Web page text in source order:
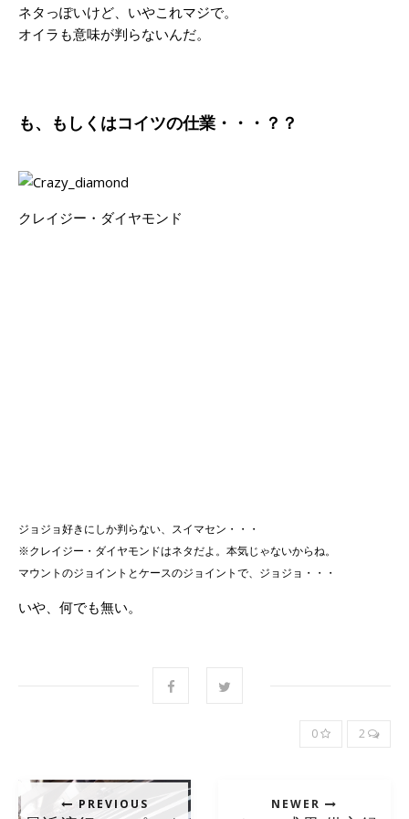
ネタっぽいけど、いやこれマジで。
オイラも意味が判らないんだ。
も、もしくはコイツの仕業・・・？？
クレイジー・ダイヤモンド
ジョジョ好きにしか判らない、スイマセン・・・
※クレイジー・ダイヤモンドはネタだよ。本気じゃないからね。
マウントのジョイントとケースのジョイントで、ジョジョ・・・
いや、何でも無い。
0 2
PREVIOUS NEWER